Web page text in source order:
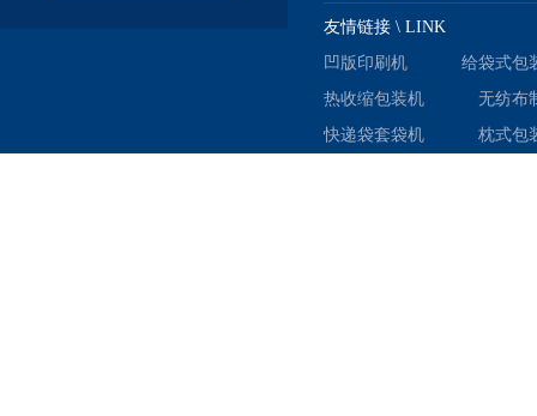
友情链接 \ LINK
凹版印刷机
给袋式包
热收缩包装机
无纺布
快递袋套袋机
枕式包